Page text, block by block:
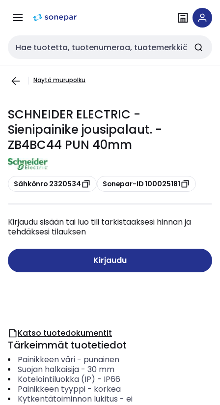
navigointiinsisältöön
Haku
Näytä murupolku
SCHNEIDER ELECTRIC -
Sienipainike jousipalaut. -
ZB4BC44 PUN 40mm
Kopioi
Sähkönro 2320534 Kopioi
Sonepar-ID 100025181
Kirjaudu sisään tai luo tili tarkistaaksesi hinnan ja
tehdäksesi tilauksen
Kirjaudu
Katso tuotedokumentit
Tärkeimmät tuotetiedot
Painikkeen väri- punainen
Suojan halkaisija- 30 mm
Kotelointiluokka (IP) - IP66
Painikkeen tyyppi- korkea
Kytkentätoiminnon lukitus - ei